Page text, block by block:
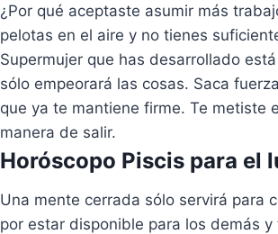
¿Por qué aceptaste asumir más
pelotas en el aire y no tienes
Supermujer que has desarrollado
sólo empeorará las cosas. Saca
que ya te mantiene firme. Te metiste
manera de salir.
Horóscopo Piscis para el
Una mente cerrada sólo servirá para
por estar disponible para los demás